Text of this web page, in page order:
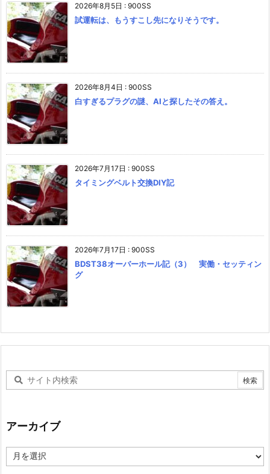
2026年8月5日 : 900SS
試運転は、もうすこし先になりそうです。
2026年8月4日 : 900SS
白すぎるプラグの謎、AIと探したその答え。
2026年7月17日 : 900SS
タイミングベルト交換DIY記
2026年7月17日 : 900SS
BDST38オーバーホール記（3） 実働・セッティン
グ
アーカイブ
ー